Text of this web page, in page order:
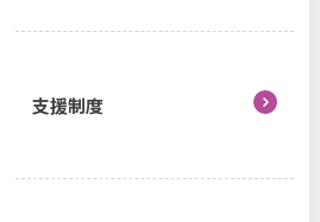
支援制度